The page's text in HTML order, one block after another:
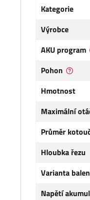
Kategorie
Výrobce
AKU program
Pohon
Hmotnost
Maximální
Průměr
Hloubka řezu
Varianta
Napětí